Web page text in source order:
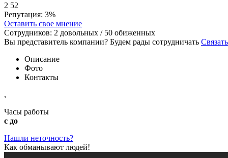
2 52
Репутация: 3%
Оставить свое мнение
Сотрудников: 2 довольных / 50 обиженных
Вы представитель компании? Будем рады сотрудничать
Описание
Фото
Контакты
,
Часы работы
с до
Нашли неточность?
Как обманывают людей!